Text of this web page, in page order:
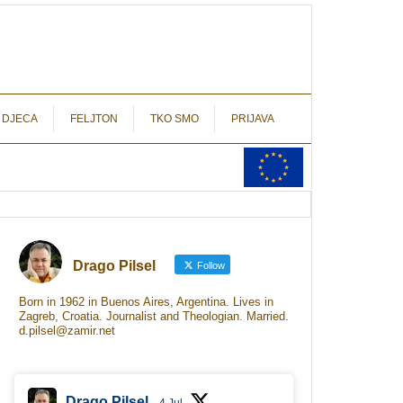
DJECA FELJTON TKO SMO PRIJAVA
Drago Pilsel Follow
Born in 1962 in Buenos Aires, Argentina. Lives in
Zagreb, Croatia. Journalist and Theologian. Married.
d.pilsel@zamir.net